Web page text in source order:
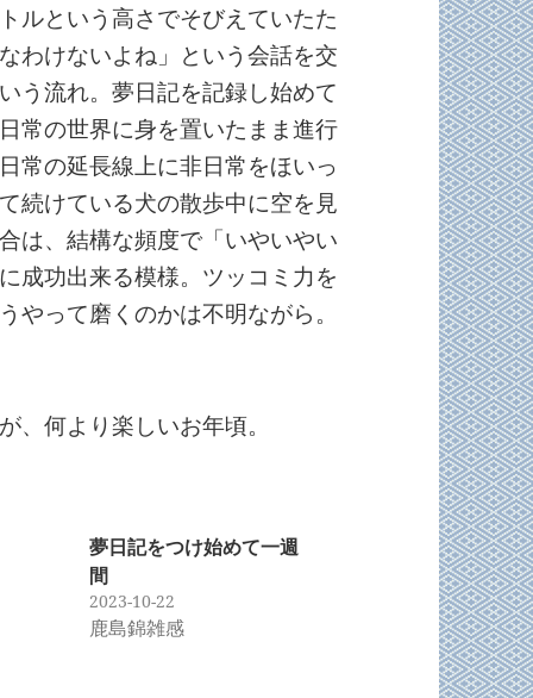
ルという高さでそびえていたた
わけないよね」という会話を交
う流れ。夢日記を記録し始めて
常の世界に身を置いたまま進行
常の延長線上に非日常をほいっ
続けている犬の散歩中に空を見
は、結構な頻度で「いやいやい
成功出来る模様。ツッコミ力を
やって磨くのかは不明ながら。
何より楽しいお年頃。
夢日記をつけ始めて一週
間
2023-10-22
鹿島錦雑感